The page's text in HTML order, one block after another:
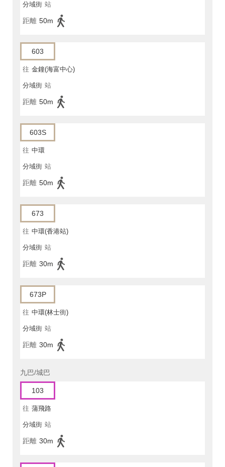
分域街 站
距離 50m
603
往 金鐘(海富中心)
分域街 站
距離 50m
603S
往 中環
分域街 站
距離 50m
673
往 中環(香港站)
分域街 站
距離 30m
673P
往 中環(林士街)
分域街 站
距離 30m
九巴/城巴
103
往 蒲飛路
分域街 站
距離 30m